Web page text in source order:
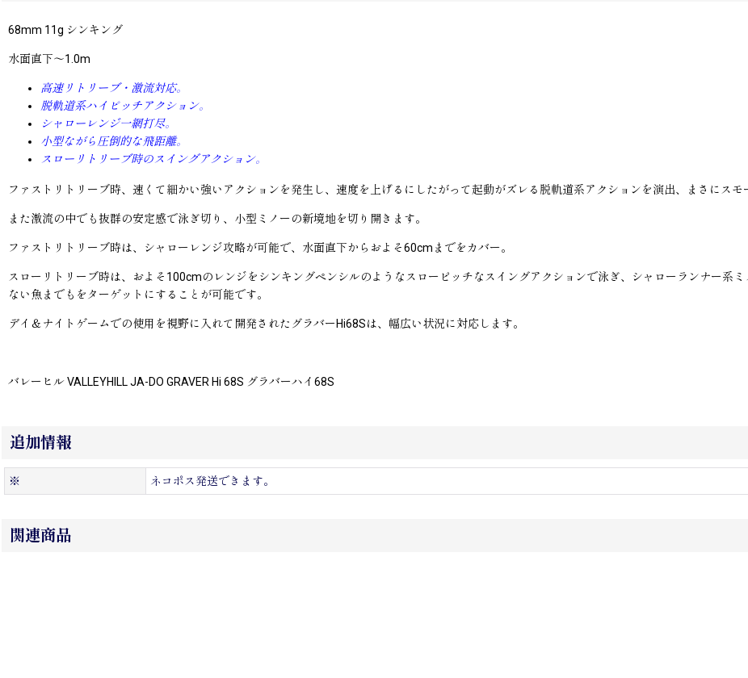
68mm 11g シンキング
水面直下〜1.0m
高速リトリーブ・激流対応。
脱軌道系ハイピッチアクション。
シャローレンジ一網打尽。
小型ながら圧倒的な飛距離。
スローリトリーブ時のスイングアクション。
ファストリトリーブ時、速くて細かい強いアクションを発生し、速度を上げるにしたがって起動がズレる脱軌道系アクションを演出、まさにスモ
また激流の中でも抜群の安定感で泳ぎ切り、小型ミノーの新境地を切り開きます。
ファストリトリーブ時は、シャローレンジ攻略が可能で、水面直下からおよそ60cmまでをカバー。
スローリトリーブ時は、およそ100cmのレンジをシンキングペンシルのようなスローピッチなスイングアクションで泳ぎ、シャローランナー系
ない魚までもをターゲットにすることが可能です。
デイ＆ナイトゲームでの使用を視野に入れて開発されたグラバーHi68Sは、幅広い状況に対応します。
バレーヒル VALLEYHILL JA-DO GRAVER Hi 68S グラバーハイ68S
追加情報
※ ネコポス発送できます。
関連商品